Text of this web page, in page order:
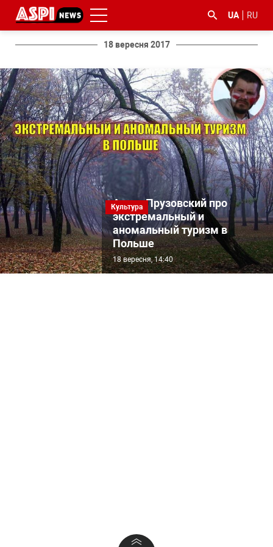
UA RU
18 вересня 2017
Культура
Артур Прузовский про
экстремальный и
аномальный туризм в
Польше
18 вересня, 14:40
#ООС
#боротьба
з
корупцією
#ДФС #Київ #коронавірус